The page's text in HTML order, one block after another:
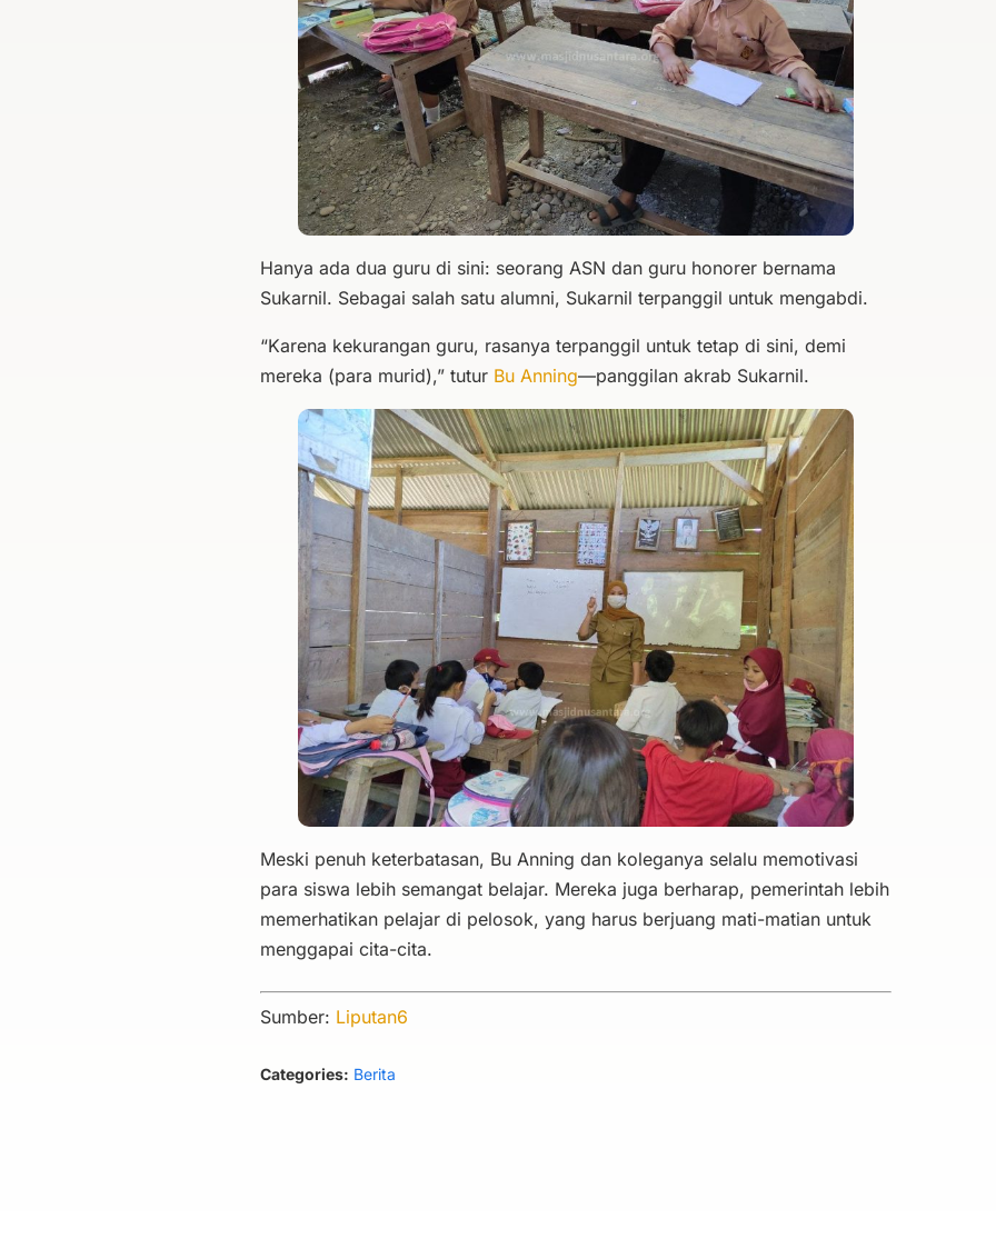
Hanya ada dua guru di sini: seorang ASN dan guru honorer bernama
Sukarnil. Sebagai salah satu alumni, Sukarnil terpanggil untuk mengabdi.
“Karena kekurangan guru, rasanya terpanggil untuk tetap di sini, demi
mereka (para murid),” tutur Bu Anning—panggilan akrab Sukarnil.
Meski penuh keterbatasan, Bu Anning dan koleganya selalu memotivasi
para siswa lebih semangat belajar. Mereka juga berharap, pemerintah lebih
memerhatikan pelajar di pelosok, yang harus berjuang mati-matian untuk
menggapai cita-cita.
Sumber: Liputan6
Categories: Berita